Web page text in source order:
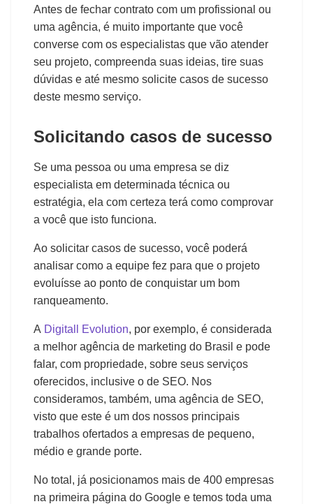
Antes de fechar contrato com um profissional ou
uma agência, é muito importante que você
converse com os especialistas que vão atender
seu projeto, compreenda suas ideias, tire suas
dúvidas e até mesmo solicite casos de sucesso
deste mesmo serviço.
Solicitando casos de sucesso
Se uma pessoa ou uma empresa se diz
especialista em determinada técnica ou
estratégia, ela com certeza terá como comprovar
a você que isto funciona.
Ao solicitar casos de sucesso, você poderá
analisar como a equipe fez para que o projeto
evoluísse ao ponto de conquistar um bom
ranqueamento.
A Digitall Evolution, por exemplo, é considerada
a melhor agência de marketing do Brasil e pode
falar, com propriedade, sobre seus serviços
oferecidos, inclusive o de SEO. Nos
consideramos, também, uma agência de SEO,
visto que este é um dos nossos principais
trabalhos ofertados a empresas de pequeno,
médio e grande porte.
No total, já posicionamos mais de 400 empresas
na primeira página do Google e temos toda uma